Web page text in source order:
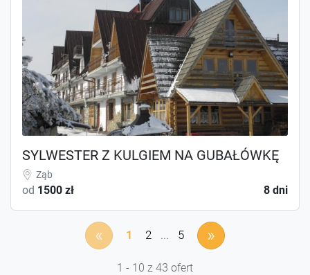
SYLWESTER Z KULGIEM NA GUBAŁÓWKĘ
Ząb
od 1500 zł 8 dni
« 1 2 ... 5 »
1 - 10 z 43 ofert